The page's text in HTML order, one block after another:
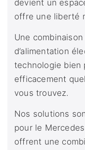
devient un
offre une liberté
Une
d’alimentation
technologie bien
efficacement
vous trouvez.
Nos solutions
pour le
offrent une